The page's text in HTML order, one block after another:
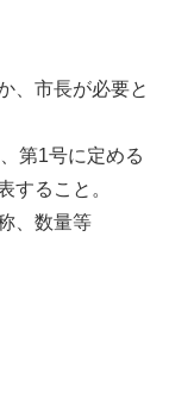
市長が必要と
第1号に定める
すること。
、数量等